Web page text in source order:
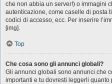
che non abbia un server!) o immagini
autenticazione, come caselle di posta
codici di accesso, ecc. Per inserire
[img].
Top
Che cosa sono gli annunci globali?
Gli annunci globali sono annunci che
importanti e tu dovresti leggerli